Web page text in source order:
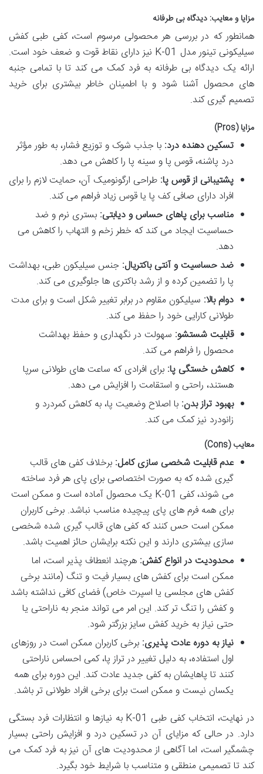
مزایا و معایب: دیدگاه بی طرفانه
همانطور که در بررسی هر محصولی مرسوم است، کفی طبی کفش
سیلیکونی تینور مدل K-01 نیز دارای نقاط قوت و ضعف خود است.
ارائه یک دیدگاه بی طرفانه به فرد کمک می کند تا با تمامی جنبه
های محصول آشنا شود و با اطمینان خاطر بیشتری برای خرید
تصمیم گیری کند.
مزایا (Pros)
تسکین دهنده درد: با جذب شوک و توزیع فشار، به طور مؤثر
درد پاشنه، قوس پا و سینه پا را کاهش می دهد.
پشتیبانی از قوس پا: طراحی ارگونومیک آن، حمایت لازم را برای
افراد دارای صافی کف پا یا قوس زیاد فراهم می کند.
مناسب برای پاهای حساس و دیابتی: بستری نرم و ضد
حساسیت ایجاد می کند که خطر زخم و التهاب را کاهش می
دهد.
ضد حساسیت و آنتی باکتریال: جنس سیلیکون طبی، بهداشت
پا را تضمین کرده و از رشد باکتری ها جلوگیری می کند.
دوام بالا: سیلیکون مقاوم در برابر تغییر شکل است و برای مدت
طولانی کارایی خود را حفظ می کند.
قابلیت شستشو: سهولت در نگهداری و حفظ بهداشت
محصول را فراهم می کند.
کاهش خستگی پا: برای افرادی که ساعت های طولانی سرپا
هستند، راحتی و استقامت را افزایش می دهد.
بهبود تراز بدن: با اصلاح وضعیت پا، به کاهش کمردرد و
زانودرد نیز کمک می کند.
معایب (Cons)
عدم قابلیت شخصی سازی کامل: برخلاف کفی های قالب
گیری شده که به صورت اختصاصی برای پای هر فرد ساخته
می شوند، کفی K-01 یک محصول آماده است و ممکن است
برای همه فرم های پای پیچیده مناسب نباشد. برخی کاربران
ممکن است حس کنند که کفی های قالب گیری شده شخصی
سازی بیشتری دارند و این نکته برایشان حائز اهمیت باشد.
محدودیت در انواع کفش: هرچند انعطاف پذیر است، اما
ممکن است برای کفش های بسیار فیت و تنگ (مانند برخی
کفش های مجلسی یا اسپرت خاص) فضای کافی نداشته باشد
و کفش را تنگ تر کند. این امر می تواند منجر به ناراحتی یا
حتی نیاز به خرید کفش سایز بزرگتر شود.
نیاز به دوره عادت پذیری: برخی کاربران ممکن است در روزهای
اول استفاده، به دلیل تغییر در تراز پا، کمی احساس ناراحتی
کنند تا پاهایشان به کفی جدید عادت کند. این دوره برای همه
یکسان نیست و ممکن است برای برخی افراد طولانی تر باشد.
در نهایت، انتخاب کفی طبی K-01 به نیازها و انتظارات فرد بستگی
دارد. در حالی که مزایای آن در تسکین درد و افزایش راحتی بسیار
چشمگیر است، اما آگاهی از محدودیت های آن نیز به فرد کمک می
کند تا تصمیمی منطقی و متناسب با شرایط خود بگیرد.